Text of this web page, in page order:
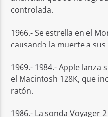
controlada.
1966.- Se estrella en el
causando la muerte a
1969.- 1984.- Apple
el Macintosh 128K, que
ratón.
1986.- La sonda Voyager